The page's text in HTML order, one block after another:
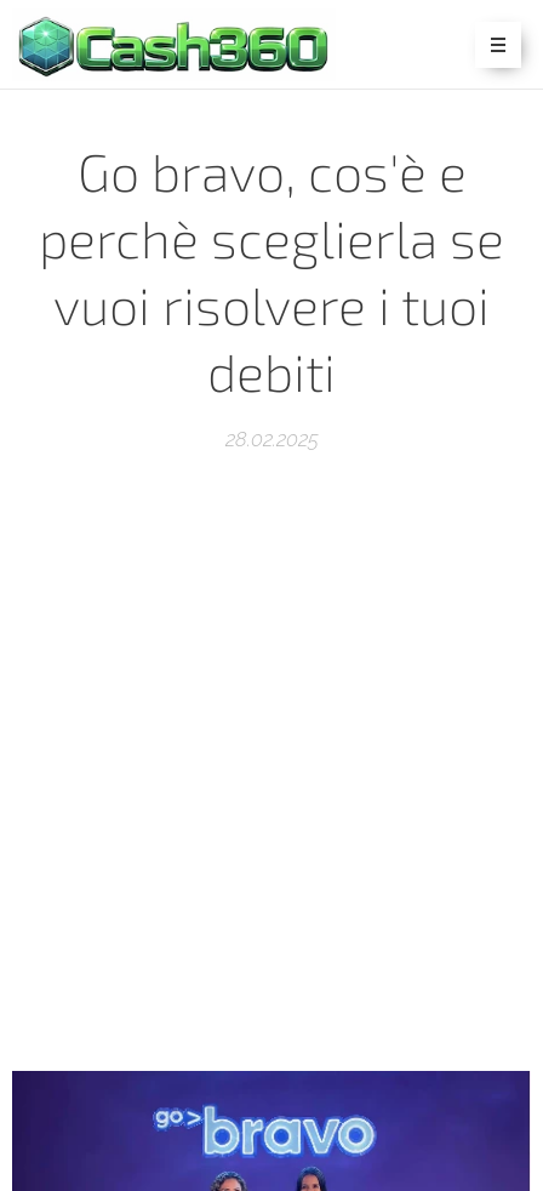
Go bravo, cos'è e
perchè sceglierla se
vuoi risolvere i tuoi
debiti
28.02.2025